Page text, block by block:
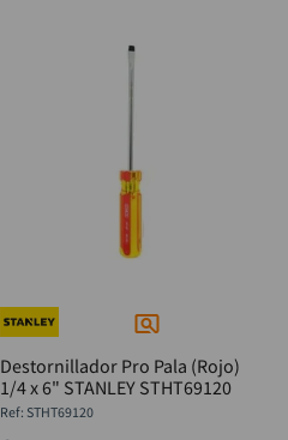
Destornillador Pro Pala (Rojo)
1/4 x 6" STANLEY STHT69120
: STHT69120